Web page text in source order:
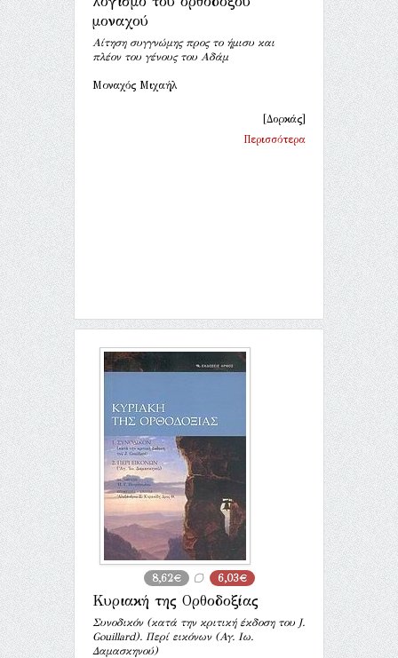
μοναχού
Αίτηση συγγνώμης προς το ήμισυ και
πλέον του γένους του Αδάμ
Μοναχός Μιχαήλ
[Δορκάς]
Περισσότερα
8,62€ 6,03€
Κυριακή της Ορθοδοξίας
Συνοδικόν (κατά την κριτική έκδοση του J.
Gouillard). Περί εικόνων (Αγ. Ιω.
Δαμασκηνού)